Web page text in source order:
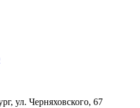
ул. Черняховского, 67